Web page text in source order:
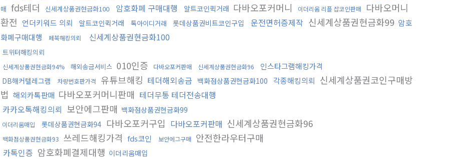
매 fds테더 신세계상품권현금화100 암호화폐 구매대행 알트코인퀵거래 다바오포커머니 이더리움 리플 잡코인판매
다바오머니
환전 언더키워드 의뢰 알트코인퀵거래 톡아이디거래 롯데상품권비트코인구입 운전면허증제작 신세계상품권현금화99 암호
화폐구매대행
페북해킹의뢰 신세계상품권현금화100
트위터해킹의뢰
신세계상품권현금화94% 해외송금서비스 010인증 다바오포커판매 신세계상품권현금화96 인스타그램해킹가격
DB해커텔레그램 차량번호판가격 유튜브해킹 테더해외송금 백화점상품권현금화100 각종해킹의뢰 신세계상품권코인구매방
법 해외카톡판매 다바오포커머니판매 테더무통 테더전송대행
카카오톡해킹의뢰 보안에그판매 백화점상품권현금화99
이더리움매입 롯데상품권현금화94 다바오포커구입 다바오포커판매 신세계상품권현금화96
백화점상품권현금화93 쓰레드해킹가격 fds코인 보안에그구매 안전한라우터구매
카톡인증 암호화폐결제대행 이더리움매입